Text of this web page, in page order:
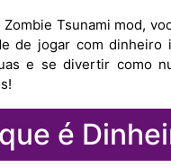
Zombie Tsunami mod,
de jogar com dinheiro
e se divertir como
é